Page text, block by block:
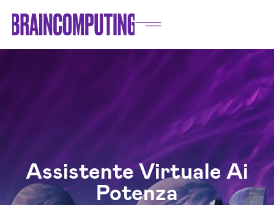
Assistente Virtuale Ai
Potenza